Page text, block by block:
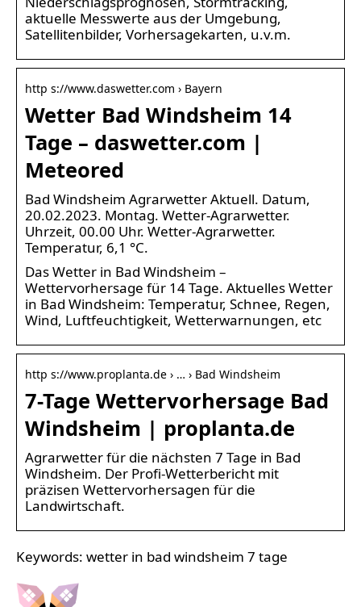
aktuelle Messwerte aus der Umgebung,
Satellitenbilder, Vorhersagekarten, u.v.m.
http s://www.daswetter.com › Bayern
Wetter Bad Windsheim 14
Tage – daswetter.com |
Meteored
Bad Windsheim Agrarwetter Aktuell. Datum,
20.02.2023. Montag. Wetter-Agrarwetter.
Uhrzeit, 00.00 Uhr. Wetter-Agrarwetter.
Temperatur, 6,1 °C.
Das Wetter in Bad Windsheim –
Wettervorhersage für 14 Tage. Aktuelles Wetter
in Bad Windsheim: Temperatur, Schnee, Regen,
Wind, Luftfeuchtigkeit, Wetterwarnungen, etc
http s://www.proplanta.de › … › Bad Windsheim
7-Tage Wettervorhersage Bad
Windsheim | proplanta.de
Agrarwetter für die nächsten 7 Tage in Bad
Windsheim. Der Profi-Wetterbericht mit
präzisen Wettervorhersagen für die
Landwirtschaft.
Keywords: wetter in bad windsheim 7 tage